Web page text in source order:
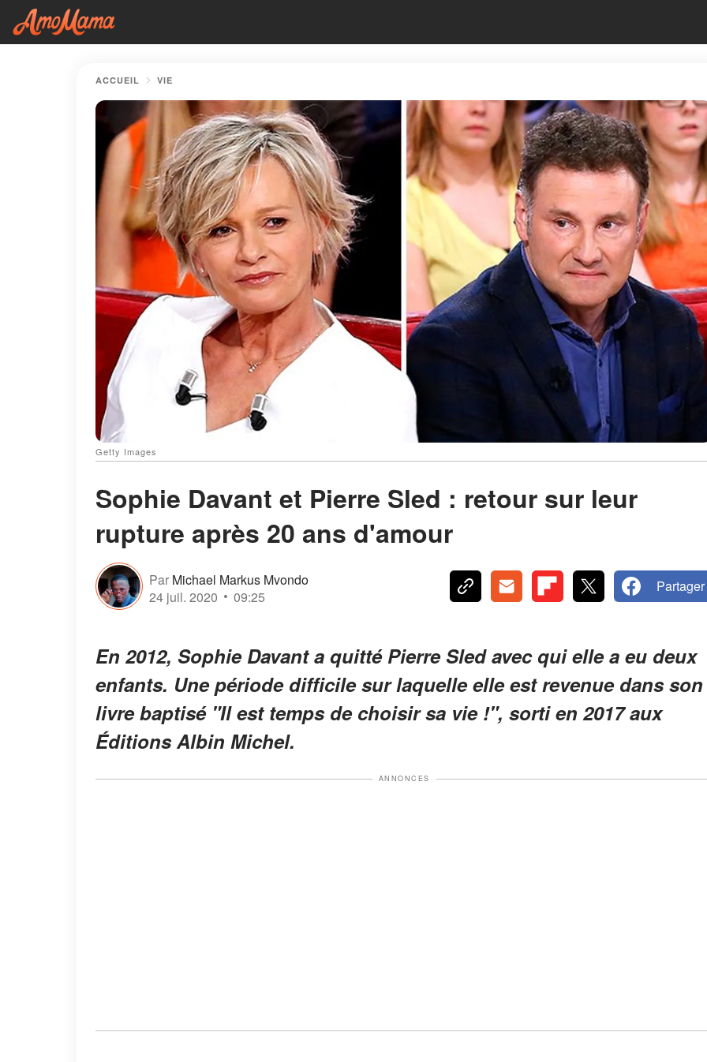
ACCUEIL VIE
Getty Images
Sophie Davant et Pierre Sled : retour sur leur
rupture après 20 ans d'amour
Par Michael Markus Mvondo
24 juil. 2020
09:25
Partager
En 2012, Sophie Davant a quitté Pierre Sled avec qui elle a eu deux
enfants. Une période difficile sur laquelle elle est revenue dans son
livre baptisé "Il est temps de choisir sa vie !", sorti en 2017 aux
Éditions Albin Michel.
ANNONCES